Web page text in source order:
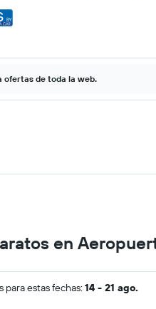
ofertas de toda la web.
en
para estas fechas: 14 - 21 ago.